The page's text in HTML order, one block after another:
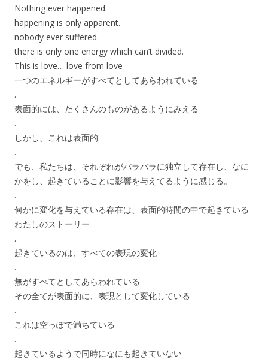
Nothing ever happened.
happening is only apparent.
nobody ever suffered.
there is only one energy which can’t divided.
This is love… love from love
一つのエネルギーがすべてとしてあらわれている
.
表面的には、たくさんのものがあるようにみえる
.
しかし、これは表面的
.
でも、私たちは、それぞれがバラバラに独立して存在し、なに
かをし、起きていることに影響を与えてるように感じる。
.
何かに変化を与えている存在は、表面的時間の中で起きている
わたしのストーリー
.
起きているのは、すべての表現の変化
.
無がすべてとしてあらわれている
その全てが表面的に、表現として変化している
.
これは空っぽで満ちている
.
起きているようで同時になにも起きていない